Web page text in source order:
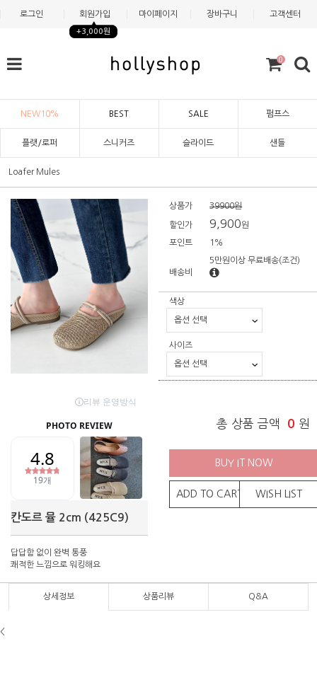
로그인 회원가입
+3,000원
마이페이지 장바구니 고객센터
0
NEW10% BEST SALE 펌프스
플랫/로퍼 스니커즈 슬라이드 샌들
Loafer Mules
칸도르 뮬 2cm (425C9)
답답함 없이 완벽 통풍
쾌적한 느낌으로 워킹해요
상품가 39900원
할인가 9,900원
포인트 1%
배송비
5만원이상 무료배송(조건)
색상
사이즈
총 상품 금액 0 원
BUY IT NOW
ADD TO CART WISH LIST
상세정보 상품리뷰 Q&A
<